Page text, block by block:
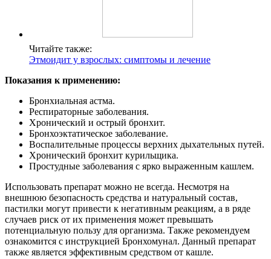
Читайте также:
Этмоидит у взрослых: симптомы и лечение
Показания к применению:
Бронхиальная астма.
Респираторные заболевания.
Хронический и острый бронхит.
Бронхоэктатическое заболевание.
Воспалительные процессы верхних дыхательных путей.
Хронический бронхит курильщика.
Простудные заболевания с ярко выраженным кашлем.
Использовать препарат можно не всегда. Несмотря на
внешнюю безопасность средства и натуральный состав,
пастилки могут привести к негативным реакциям, а в ряде
случаев риск от их применения может превышать
потенциальную пользу для организма. Также рекомендуем
ознакомится с инструкцией Бронхомунал. Данный препарат
также является эффективным средством от кашле.